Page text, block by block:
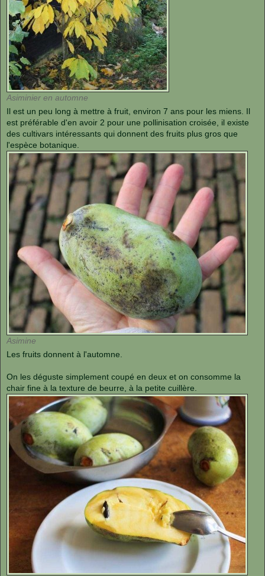
Asiminier en automne
Il est un peu long à mettre à fruit, environ 7 ans pour les miens. Il
est préférable d'en avoir 2 pour une pollinisation croisée, il existe
des cultivars intéressants qui donnent des fruits plus gros que
l'espèce botanique.
Asimine
Les fruits donnent à l'automne.
On les déguste simplement coupé en deux et on consomme la
chair fine à la texture de beurre, à la petite cuillère.